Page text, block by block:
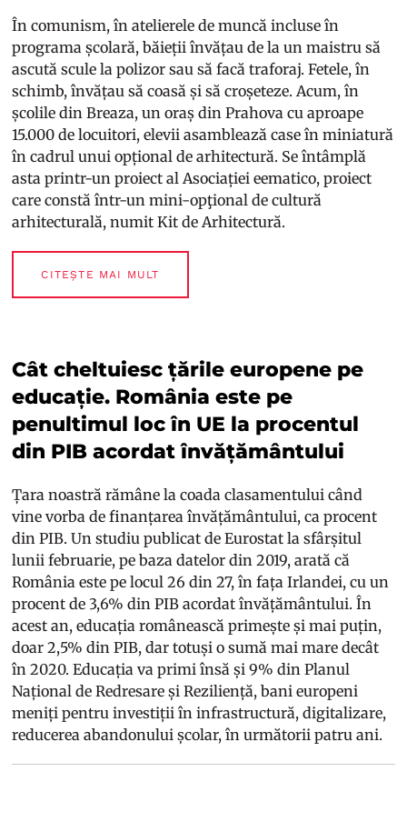
În comunism, în atelierele de muncă incluse în
programa școlară, băieții învățau de la un maistru să
ascută scule la polizor sau să facă traforaj. Fetele, în
schimb, învățau să coasă și să croșeteze. Acum, în
școlile din Breaza, un oraș din Prahova cu aproape
15.000 de locuitori, elevii asamblează case în miniatură
în cadrul unui opțional de arhitectură. Se întâmplă
asta printr-un proiect al Asociației eematico, proiect
care constă într-un mini-opţional de cultură
arhitecturală, numit Kit de Arhitectură.
CITEȘTE MAI MULT
Cât cheltuiesc țările europene pe
educație. România este pe
penultimul loc în UE la procentul
din PIB acordat învățământului
Țara noastră rămâne la coada clasamentului când
vine vorba de finanțarea învățământului, ca procent
din PIB. Un studiu publicat de Eurostat la sfârșitul
lunii februarie, pe baza datelor din 2019, arată că
România este pe locul 26 din 27, în fața Irlandei, cu un
procent de 3,6% din PIB acordat învățământului. În
acest an, educația românească primește și mai puțin,
doar 2,5% din PIB, dar totuși o sumă mai mare decât
în 2020. Educația va primi însă și 9% din Planul
Național de Redresare și Reziliență, bani europeni
meniți pentru investiții în infrastructură, digitalizare,
reducerea abandonului școlar, în următorii patru ani.